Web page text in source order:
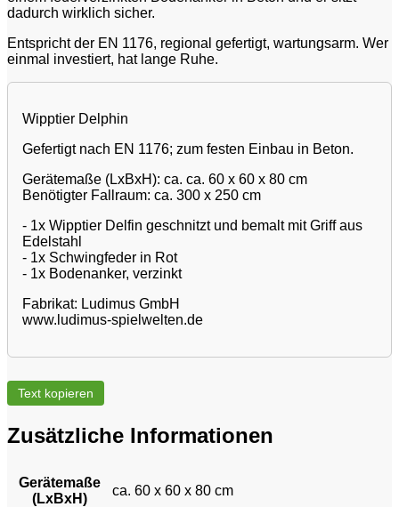
dadurch wirklich sicher.
Entspricht der EN 1176, regional gefertigt, wartungsarm. Wer
einmal investiert, hat lange Ruhe.
Wipptier Delphin
Gefertigt nach EN 1176; zum festen Einbau in Beton.
Gerätemaße (LxBxH): ca. ca. 60 x 60 x 80 cm
Benötigter Fallraum: ca. 300 x 250 cm
- 1x Wipptier Delfin geschnitzt und bemalt mit Griff aus
Edelstahl
- 1x Schwingfeder in Rot
- 1x Bodenanker, verzinkt
Fabrikat: Ludimus GmbH
www.ludimus-spielwelten.de
Text kopieren
Zusätzliche Informationen
Gerätemaße
(LxBxH)
ca. 60 x 60 x 80 cm